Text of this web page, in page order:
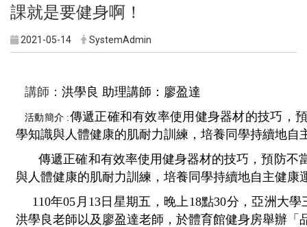
課就是要健身啊！
2021-05-14 SystemAdmin
講師 ： 洪學良 助理講師：廖盈達
活動簡介 :傳遞正確和有效率使用健身器材的技巧，
學知識與人體健康的肌耐力訓練，培養同學持續地自
傳遞正確和有效率使用健身器材的技巧，預防
與人體健康的肌耐力訓練，培養同學持續地自主健康
洪學良老師以及廖盈達老師，於體育館健身房舉辦